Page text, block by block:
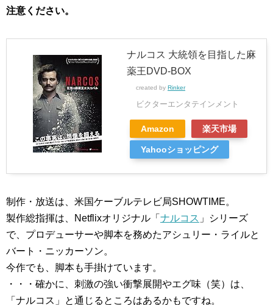
注意ください。
ナルコス 大統領を目指した麻
薬王DVD-BOX
created by Rinker
ビクターエンタテインメント
Amazon 楽天市場
Yahooショッピング
制作・放送は、米国ケーブルテレビ局SHOWTIME。
製作総指揮は、Netflixオリジナル「 ナルコス 」シリーズ
で、プロデューサーや脚本を務めたアシュリー・ライルと
バート・ニッカーソン。
今作でも、脚本も手掛けています。
・・・確かに、刺激の強い衝撃展開やエグ味（笑）は、
「ナルコス」と通じるところはあるかもですね。